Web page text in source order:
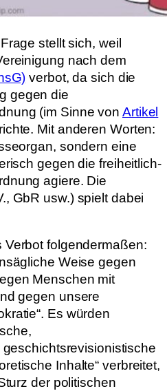
stellt sich, weil
nach dem
verbot, da sich die
gegen die
(im Sinne von Artikel
Mit anderen Worten:
sondern eine
gegen die freiheitlich-
agiere. Die
GbR usw.) spielt dabei
folgendermaßen:
Weise gegen
Menschen mit
gegen unsere
Es würden
Inhalte“ verbreitet,
der politischen